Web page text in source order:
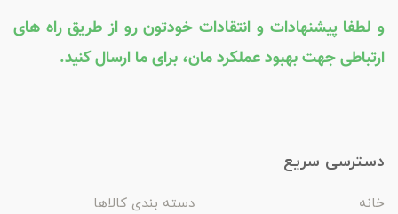
و لطفا پیشنهادات و انتقادات خودتون رو از طریق راه های
ارتباطی جهت بهبود عملکرد مان، برای ما ارسال کنید.
دسترسی سریع
خانه
دسته بندی کالاها